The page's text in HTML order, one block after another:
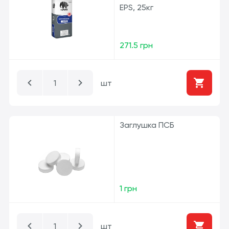
EPS, 25кг
271.5 грн
шт
Заглушка ПСБ
1 грн
шт